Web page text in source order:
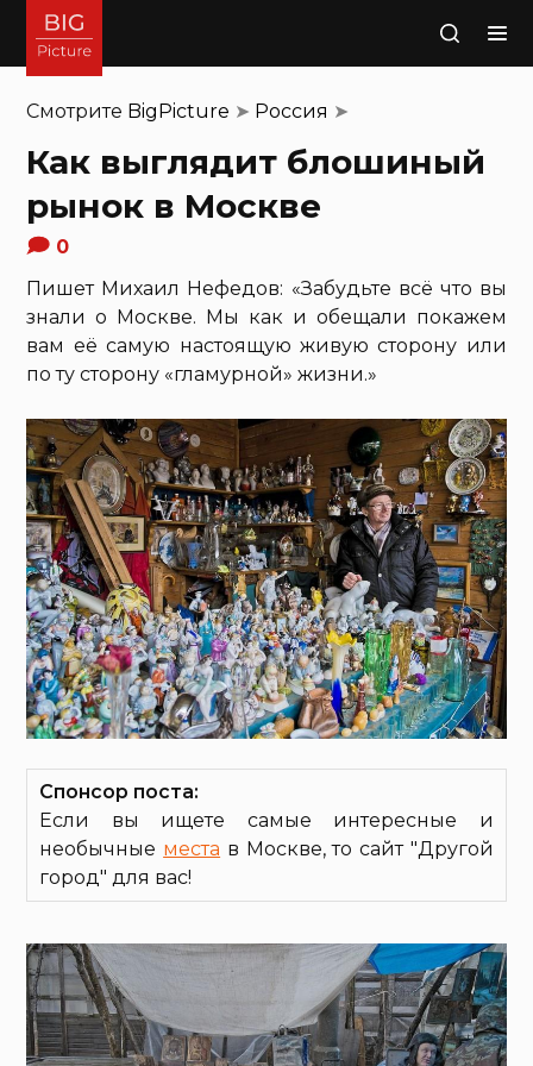
Поиск
Смотрите BigPicture ➤ Россия ➤
Как выглядит блошиный
рынок в Москве
0
Пишет Михаил Нефедов: «Забудьте всё что вы
знали о Москве. Мы как и обещали покажем
вам её самую настоящую живую сторону или
по ту сторону «гламурной» жизни.»
Спонсор поста:
Если вы ищете самые интересные и
необычные места в Москве, то сайт "Другой
город" для вас!